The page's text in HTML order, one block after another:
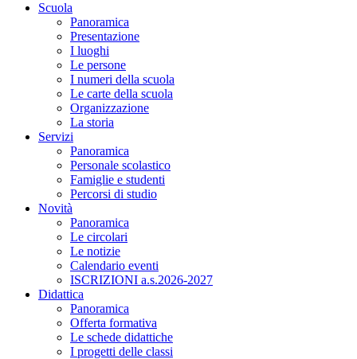
Scuola
Panoramica
Presentazione
I luoghi
Le persone
I numeri della scuola
Le carte della scuola
Organizzazione
La storia
Servizi
Panoramica
Personale scolastico
Famiglie e studenti
Percorsi di studio
Novità
Panoramica
Le circolari
Le notizie
Calendario eventi
ISCRIZIONI a.s.2026-2027
Didattica
Panoramica
Offerta formativa
Le schede didattiche
I progetti delle classi